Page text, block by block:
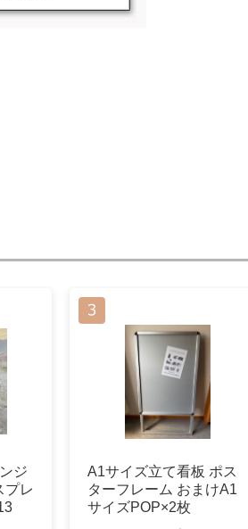
ジ
プレ
A1サイズ立て看板 ポス
ターフレーム おまけA1
サイズPOP×2枚